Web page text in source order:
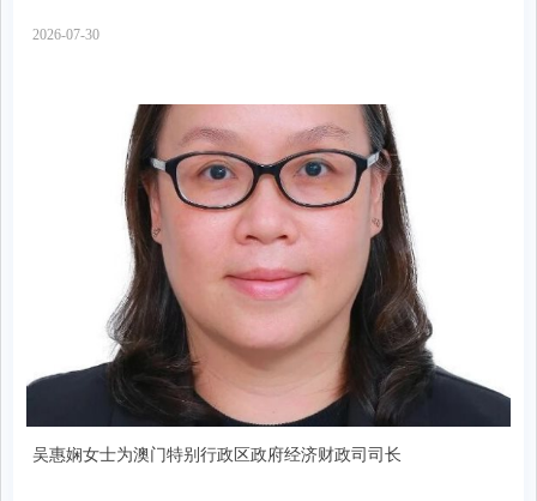
2026-07-30
吴惠娴女士为澳门特别行政区政府经济财政司司长